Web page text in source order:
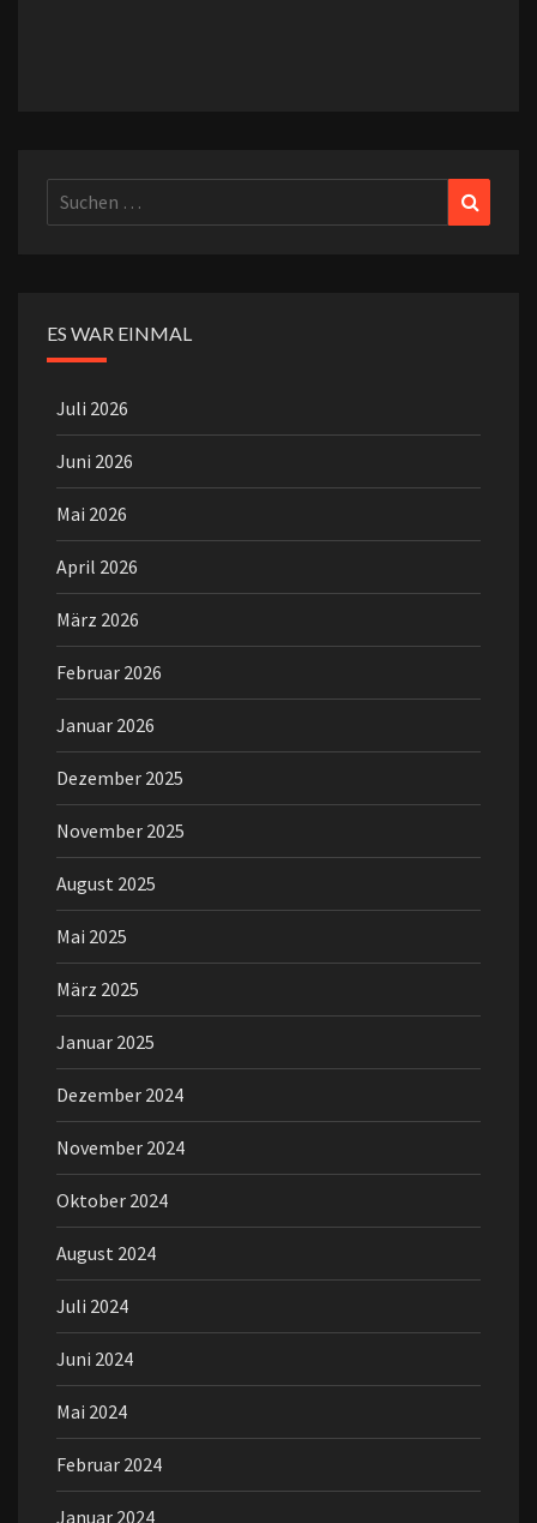
Suchen
nach:
ES WAR EINMAL
Juli 2026
Juni 2026
Mai 2026
April 2026
März 2026
Februar 2026
Januar 2026
Dezember 2025
November 2025
August 2025
Mai 2025
März 2025
Januar 2025
Dezember 2024
November 2024
Oktober 2024
August 2024
Juli 2024
Juni 2024
Mai 2024
Februar 2024
Januar 2024